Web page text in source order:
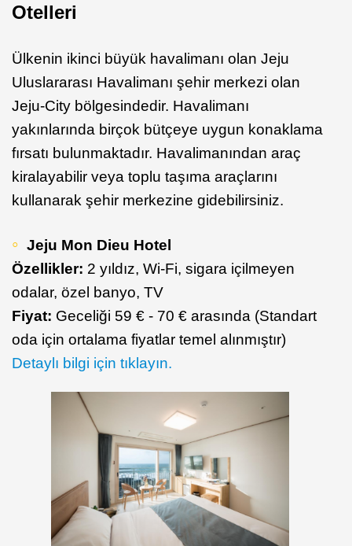
Otelleri
Ülkenin ikinci büyük havalimanı olan Jeju
Uluslararası Havalimanı şehir merkezi olan
Jeju-City bölgesindedir. Havalimanı
yakınlarında birçok bütçeye uygun konaklama
fırsatı bulunmaktadır. Havalimanından araç
kiralayabilir veya toplu taşıma araçlarını
kullanarak şehir merkezine gidebilirsiniz.
Jeju Mon Dieu Hotel
Özellikler: 2 yıldız, Wi-Fi, sigara içilmeyen
odalar, özel banyo, TV
Fiyat: Geceliği 59 € - 70 € arasında (Standart
oda için ortalama fiyatlar temel alınmıştır)
Detaylı bilgi için tıklayın.